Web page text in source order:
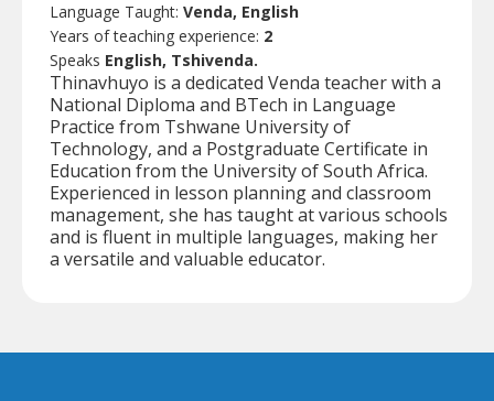
Language Taught: Venda, English
Years of teaching experience: 2
Speaks English, Tshivenda.
Thinavhuyo is a dedicated Venda teacher with a
National Diploma and BTech in Language
Practice from Tshwane University of
Technology, and a Postgraduate Certificate in
Education from the University of South Africa.
Experienced in lesson planning and classroom
management, she has taught at various schools
and is fluent in multiple languages, making her
a versatile and valuable educator.